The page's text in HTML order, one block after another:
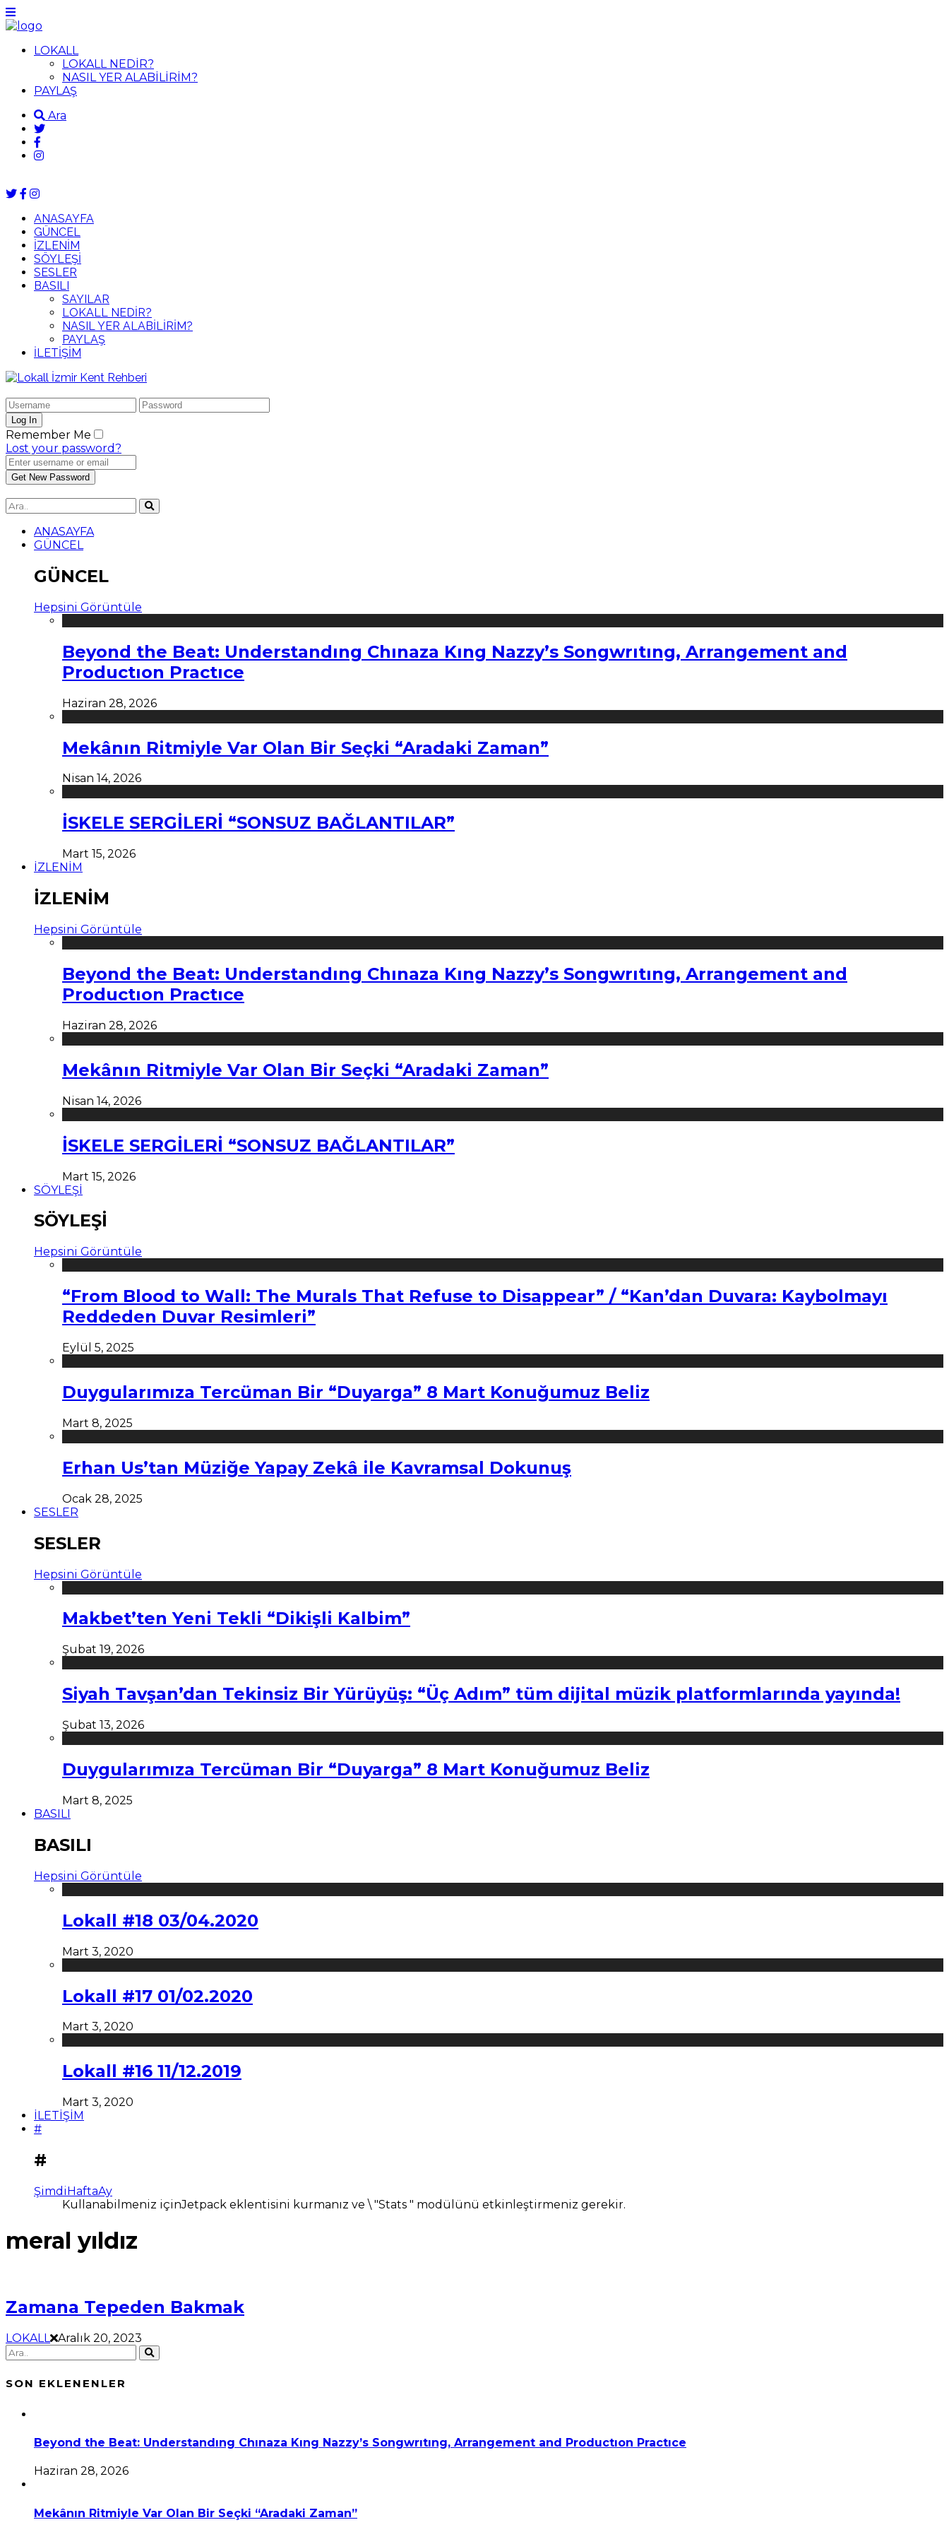
LOKALL
LOKALL NEDİR?
NASIL YER ALABİLİRİM?
PAYLAŞ
Ara
ANASAYFA
GÜNCEL
İZLENİM
SÖYLEŞİ
SESLER
BASILI
SAYILAR
LOKALL NEDİR?
NASIL YER ALABİLİRİM?
PAYLAŞ
İLETİŞİM
Remember Me
Lost your password?
ANASAYFA
GÜNCEL
GÜNCEL
Hepsini Görüntüle
Beyond the Beat: Understandıng Chınaza Kıng Nazzy’s Songwrıtıng, Arrangement and
Productıon Practıce
Haziran 28, 2026
Mekânın Ritmiyle Var Olan Bir Seçki “Aradaki Zaman”
Nisan 14, 2026
İSKELE SERGİLERİ “SONSUZ BAĞLANTILAR”
Mart 15, 2026
İZLENİM
İZLENİM
Hepsini Görüntüle
Beyond the Beat: Understandıng Chınaza Kıng Nazzy’s Songwrıtıng, Arrangement and
Productıon Practıce
Haziran 28, 2026
Mekânın Ritmiyle Var Olan Bir Seçki “Aradaki Zaman”
Nisan 14, 2026
İSKELE SERGİLERİ “SONSUZ BAĞLANTILAR”
Mart 15, 2026
SÖYLEŞİ
SÖYLEŞİ
Hepsini Görüntüle
“From Blood to Wall: The Murals That Refuse to Disappear” / “Kan’dan Duvara: Kaybolmayı
Reddeden Duvar Resimleri”
Eylül 5, 2025
Duygularımıza Tercüman Bir “Duyarga” 8 Mart Konuğumuz Beliz
Mart 8, 2025
Erhan Us’tan Müziğe Yapay Zekâ ile Kavramsal Dokunuş
Ocak 28, 2025
SESLER
SESLER
Hepsini Görüntüle
Makbet’ten Yeni Tekli “Dikişli Kalbim”
Şubat 19, 2026
Siyah Tavşan’dan Tekinsiz Bir Yürüyüş: “Üç Adım” tüm dijital müzik platformlarında yayında!
Şubat 13, 2026
Duygularımıza Tercüman Bir “Duyarga” 8 Mart Konuğumuz Beliz
Mart 8, 2025
BASILI
BASILI
Hepsini Görüntüle
Lokall #18 03/04.2020
Mart 3, 2020
Lokall #17 01/02.2020
Mart 3, 2020
Lokall #16 11/12.2019
Mart 3, 2020
İLETİŞİM
#
#
ŞimdiHaftaAy
Kullanabilmeniz içinJetpack eklentisini kurmanız ve \ "Stats " modülünü etkinleştirmeniz gerekir.
meral yıldız
Zamana Tepeden Bakmak
LOKALL Aralık 20, 2023
SON EKLENENLER
Beyond the Beat: Understandıng Chınaza Kıng Nazzy’s Songwrıtıng, Arrangement and Productıon Practıce
Haziran 28, 2026
Mekânın Ritmiyle Var Olan Bir Seçki “Aradaki Zaman”